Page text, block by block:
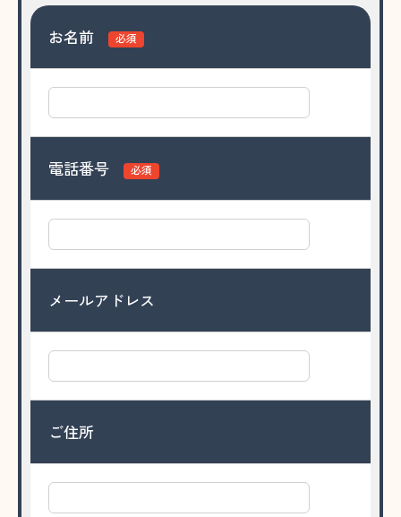
お名前 必須
電話番号 必須
メールアドレス
ご住所